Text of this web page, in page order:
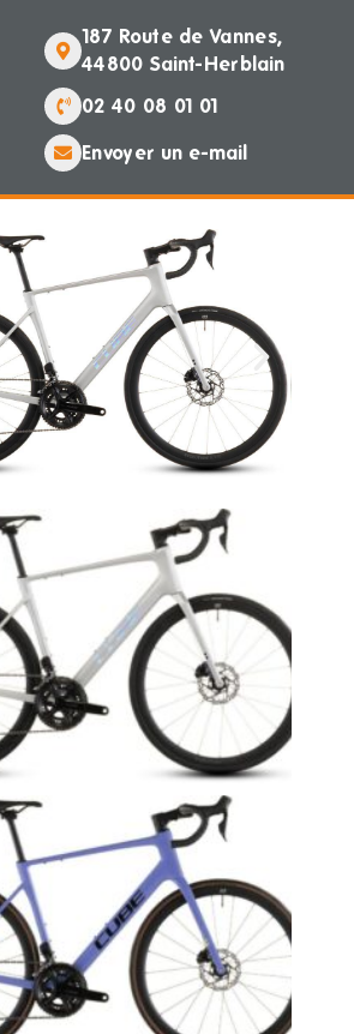
187 Route de Vannes,
44800 Saint-Herblain
02 40 08 01 01
Envoyer un e-mail